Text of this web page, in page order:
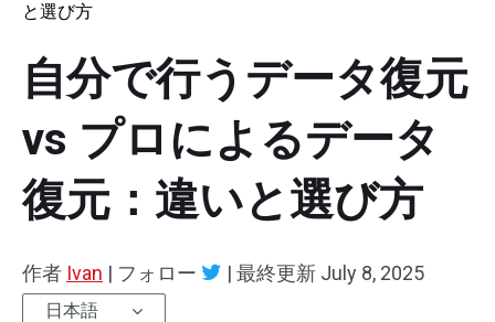
と選び方
自分で行うデータ復元
vs プロによるデータ
復元：違いと選び方
作者 Ivan | フォロー | 最終更新 July 8, 2025
日本語